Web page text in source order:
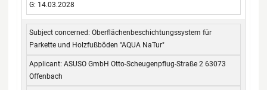
G: 14.03.2028
Oberflächenbeschichtungssystem für
Parkette und Holzfußböden "AQUA NaTur"
ASUSO GmbH Otto-Scheugenpflug-Straße 2 63073
Offenbach